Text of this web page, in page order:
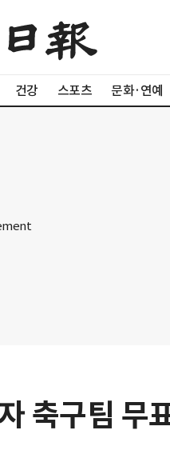
건강 스포츠 문화·연예
축구팀 무